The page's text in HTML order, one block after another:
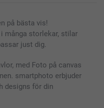
på bästa vis!
många storlekar, stilar
just dig.
med Foto på canvas
smartphoto erbjuder
designs för din